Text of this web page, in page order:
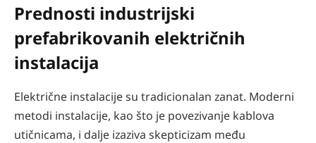
Prednosti industrijski
prefabrikovanih električnih
instalacija
Električne instalacije su tradicionalan zanat. Moderni
metodi instalacije, kao što je povezivanje kablova
utičnicama, i dalje izaziva skepticizam među